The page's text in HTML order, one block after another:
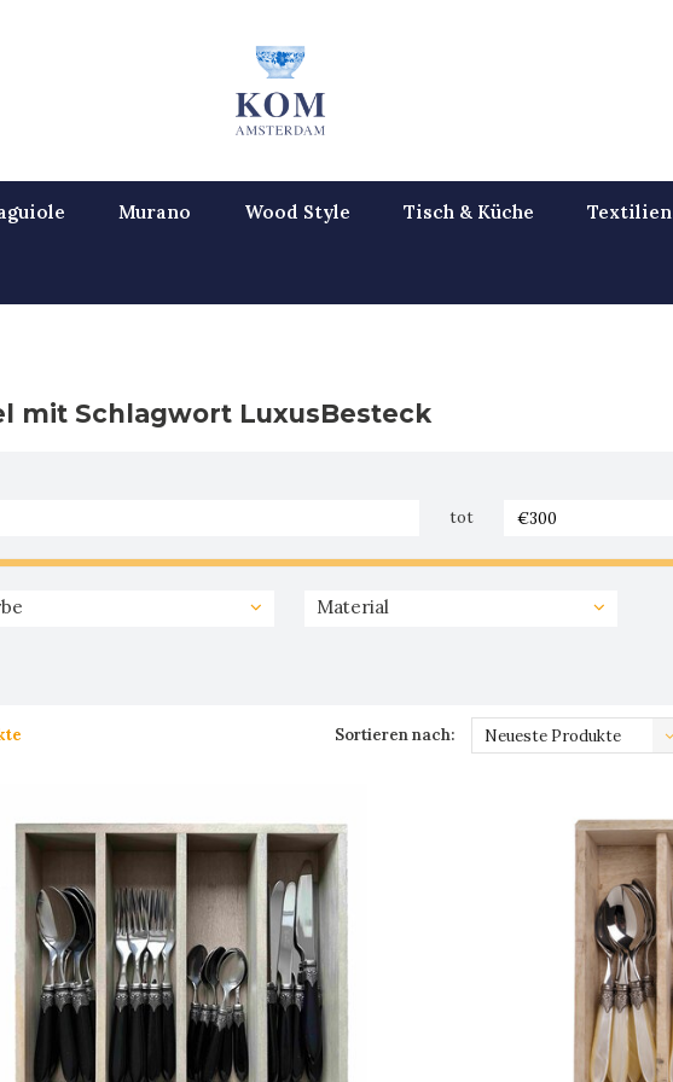
Murano Wood Style Tisch & Küche Textilien
mit Schlagwort LuxusBesteck
tot
Material
Sortieren nach: Neueste Produkte